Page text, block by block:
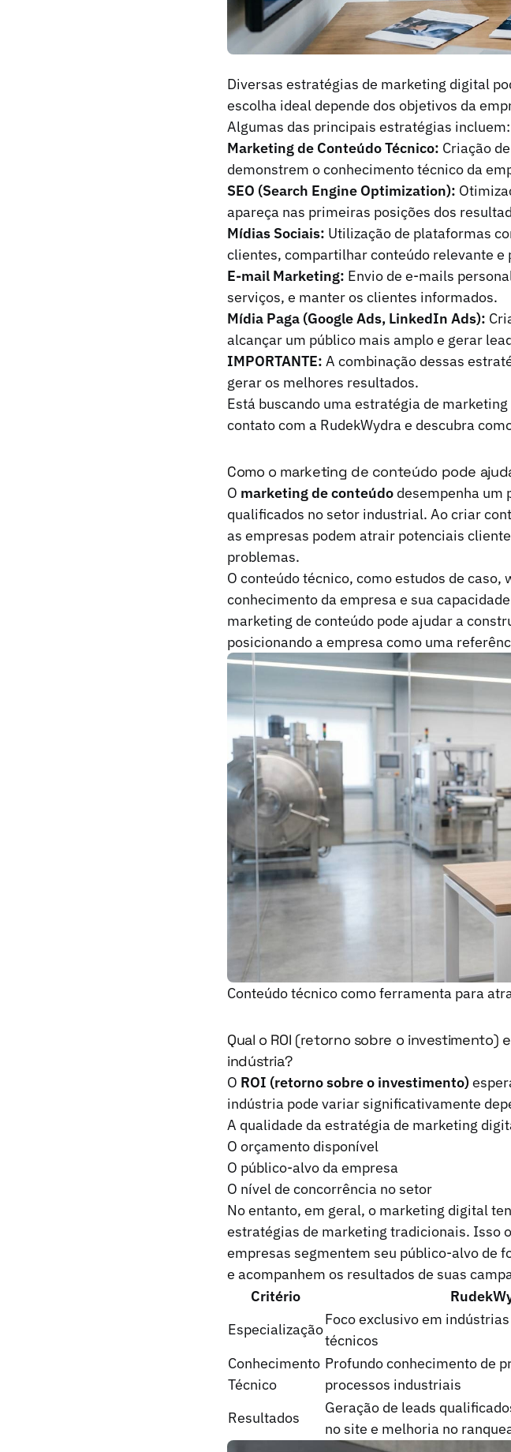
Diversas estratégias de marketing digital
escolha ideal depende dos objetivos da
Algumas das principais estratégias incluem:
Marketing de Conteúdo Técnico: Criação
demonstrem o conhecimento técnico da
SEO (Search Engine Optimization):
apareça nas primeiras posições dos
Mídias Sociais: Utilização de plataformas
clientes, compartilhar conteúdo relevante e
E-mail Marketing: Envio de e-mails
serviços, e manter os clientes informados.
Mídia Paga (Google Ads, LinkedIn Ads):
alcançar um público mais amplo e gerar
IMPORTANTE: A combinação dessas
gerar os melhores resultados.
Está buscando uma estratégia de
contato com a RudekWydra e descubra
Como o marketing de conteúdo pode
O marketing de conteúdo desempenha um
qualificados no setor industrial. Ao criar
as empresas podem atrair potenciais
problemas.
O conteúdo técnico, como estudos de
conhecimento da empresa e sua
marketing de conteúdo pode ajudar a
posicionando a empresa como uma
Conteúdo técnico como ferramenta para
Qual o ROI (retorno sobre o
indústria?
O ROI (retorno sobre o investimento)
indústria pode variar significativamente
A qualidade da estratégia de marketing
O orçamento disponível
O público-alvo da empresa
O nível de concorrência no setor
No entanto, em geral, o marketing digital
estratégias de marketing tradicionais. Isso
empresas segmentem seu público-alvo de
e acompanhem os resultados de suas
Critério
Especialização
Foco exclusivo em
técnicos
Conhecimento
Técnico
Profundo conhecimento de
processos industriais
Resultados
Geração de leads
no site e melhoria no